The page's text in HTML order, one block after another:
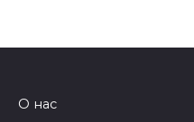
О нас